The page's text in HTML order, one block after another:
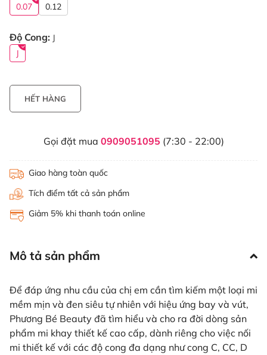
0.07
0.12
Độ Cong: J
J
HẾT HÀNG
Gọi đặt mua 0909051095 (7:30 - 22:00)
Giao hàng toàn quốc
Tích điểm tất cả sản phẩm
Giảm 5% khi thanh toán online
Mô tả sản phẩm
Để đáp ứng nhu cầu của chị em cần tìm kiếm một loại mi
mềm mịn và đen siêu tự nhiên với hiệu ứng bay và vút,
Phương Bé Beauty đã tìm hiểu và cho ra đời dòng sản
phẩm mi khay thiết kế cao cấp, dành riêng cho việc nối
mi thiết kế với các độ cong đa dạng như cong C, CC, D